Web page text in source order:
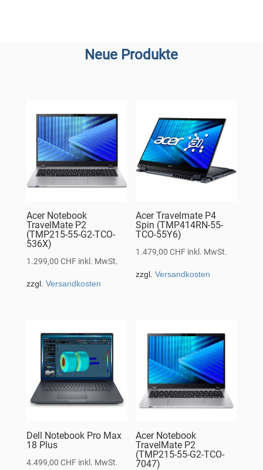
Neue Produkte
Acer Notebook
TravelMate P2
(TMP215-55-G2-TCO-
536X)
1.299,00 CHF inkl. MwSt.
zzgl. Versandkosten
Acer Travelmate P4
Spin (TMP414RN-55-
TCO-55Y6)
1.479,00CHF inkl. MwSt.
zzgl.Versandkosten
Dell Notebook Pro Max
18 Plus
4.499,00 CHF inkl. MwSt.
Acer Notebook
TravelMate P2
(TMP215-55-G2-TCO-
7047)